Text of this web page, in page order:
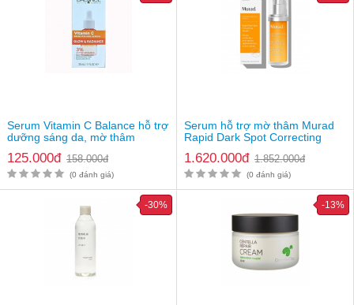
Serum Vitamin C Balance hỗ trợ
dưỡng sáng da, mờ thâm
125.000đ 158.000đ
(0 đánh giá)
Serum hỗ trợ mờ thâm Murad
Rapid Dark Spot Correcting
1.620.000đ 1.852.000đ
(0 đánh giá)
-30% -13%